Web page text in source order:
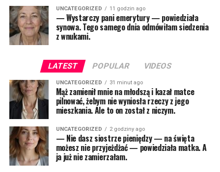
UNCATEGORIZED 11 godzin ago
— Wystarczy pani emerytury — powiedziała
synowa. Tego samego dnia odmówiłam siedzenia
z wnukami.
LATEST POPULAR VIDEOS
UNCATEGORIZED 31 minut ago
Mąż zamienił mnie na młodszą i kazał matce
pilnować, żebym nie wyniosła rzeczy z jego
mieszkania. Ale to on został z niczym.
UNCATEGORIZED 2 godziny ago
— Nie dasz siostrze pieniędzy — na święta
możesz nie przyjeżdżać — powiedziała matka. A
ja już nie zamierzałam.